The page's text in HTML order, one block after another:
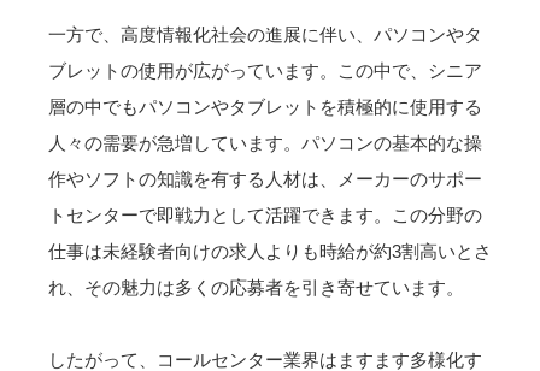
一方で、高度情報化社会の進展に伴い、パソコンやタ
ブレットの使用が広がっています。この中で、シニア
層の中でもパソコンやタブレットを積極的に使用する
人々の需要が急増しています。パソコンの基本的な操
作やソフトの知識を有する人材は、メーカーのサポー
トセンターで即戦力として活躍できます。この分野の
仕事は未経験者向けの求人よりも時給が約3割高いとさ
れ、その魅力は多くの応募者を引き寄せています。
したがって、コールセンター業界はますます多様化す